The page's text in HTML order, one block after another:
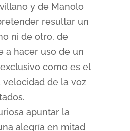
y de Manolo
resultar un
ni de otro, de
a hacer uso de un
como es el
de la voz
apuntar la
alegría en mitad